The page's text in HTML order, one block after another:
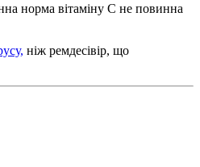
норма вітаміну С не повинна
ніж ремдесівір, що